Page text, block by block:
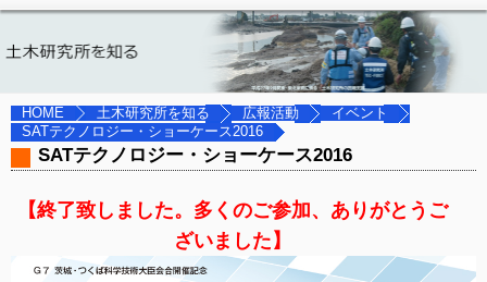
HOME 土木研究所を知る 広報活動
イベント
SATテクノロジー・ショーケース2016
SATテクノロジー・ショーケース2016
【終了致しました。多くのご参加、ありがとうご
ざいました】